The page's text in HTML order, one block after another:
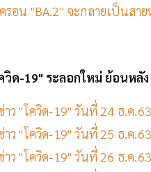
รอน "BA.2" จะกลายเป็นสา
วิด-19" ระลอกใหม่ ย้อนหลัง
าว "โควิด-19" วันที่ 24 ธ.ค.63
าว "โควิด-19" วันที่ 25 ธ.ค.63
าว "โควิด-19" วันที่ 26 ธ.ค.63